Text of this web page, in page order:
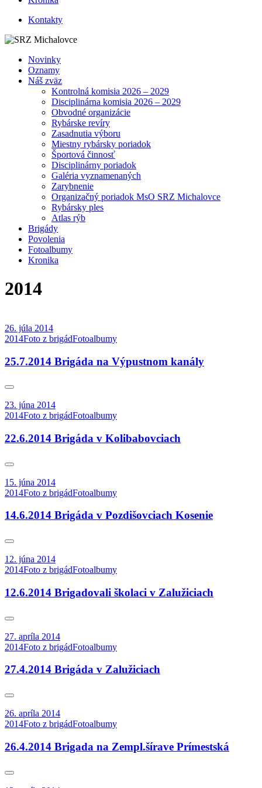
Kontakty
Novinky
Oznamy
Náš zväz
Kontrolná komisia 2026 – 2029
Disciplinárna komisia 2026 – 2029
Obvodné organizácie
Rybárske revíry
Zasadnutia výboru
Miestny rybársky poriadok
Športová činnosť
Disciplinárny poriadok
Galéria vyznamenaných
Zarybnenie
Organizačný poriadok MsO SRZ Michalovce
Rybársky ples
Atlas rýb
Brigády
Povolenia
Fotoalbumy
Kronika
2014
26. júla 2014
2014Foto z brigádFotoalbumy
25.7.2014 Brigáda na Výpustnom kanály
23. júna 2014
2014Foto z brigádFotoalbumy
22.6.2014 Brigáda v Kolibabovciach
15. júna 2014
2014Foto z brigádFotoalbumy
14.6.2014 Brigáda v Pozdišovciach Kosenie
12. júna 2014
2014Foto z brigádFotoalbumy
12.6.2014 Brigadovali školaci v Zalužiciach
27. apríla 2014
2014Foto z brigádFotoalbumy
27.4.2014 Brigáda v Zalužiciach
26. apríla 2014
2014Foto z brigádFotoalbumy
26.4.2014 Brigada na Zempl.šírave Prímestská